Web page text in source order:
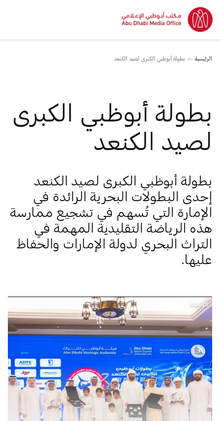
الرئيسية بطولة أبوظبي الكبرى لصيد الكنعد
بطولة أبوظبي الكبرى
لصيد الكنعد
بطولة أبوظبي الكبرى لصيد الكنعد
إحدى البطولات البحرية الرائدة في
الإمارة التي تُسهم في تشجيع ممارسة
هذه الرياضة التقليدية المهمة في
التراث البحري لدولة الإمارات والحفاظ
عليها.
الرياضة